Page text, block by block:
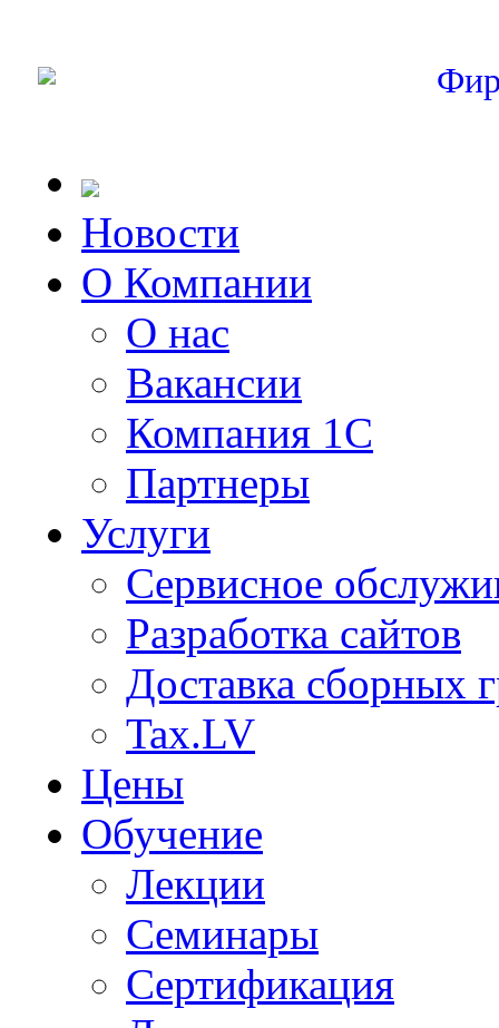
Новости
О Компании
О нас
Вакансии
Компания 1С
Партнеры
Услуги
Сервисное
Разработка сайтов
Доставка сборных
Tax.LV
Цены
Обучение
Лекции
Семинары
Сертификация